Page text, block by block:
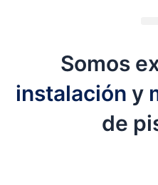
Somos
instalación y
de